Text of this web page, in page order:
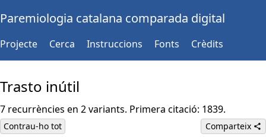
Paremiologia catalana comparada digital
Projecte Cerca Instruccions Fonts Crèdits
Trasto inútil
7 recurrències en 2 variants. Primera citació: 1839.
Contrau-ho tot Comparteix